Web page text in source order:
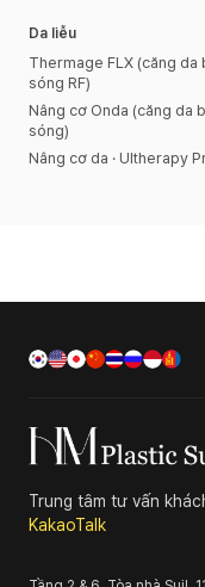
Da liễu
Thermage FLX (căng da
sóng RF)
Nâng cơ Onda (căng da
sóng)
Nâng cơ da · Ultherapy
Trung tâm tư vấn
KakaoTalk